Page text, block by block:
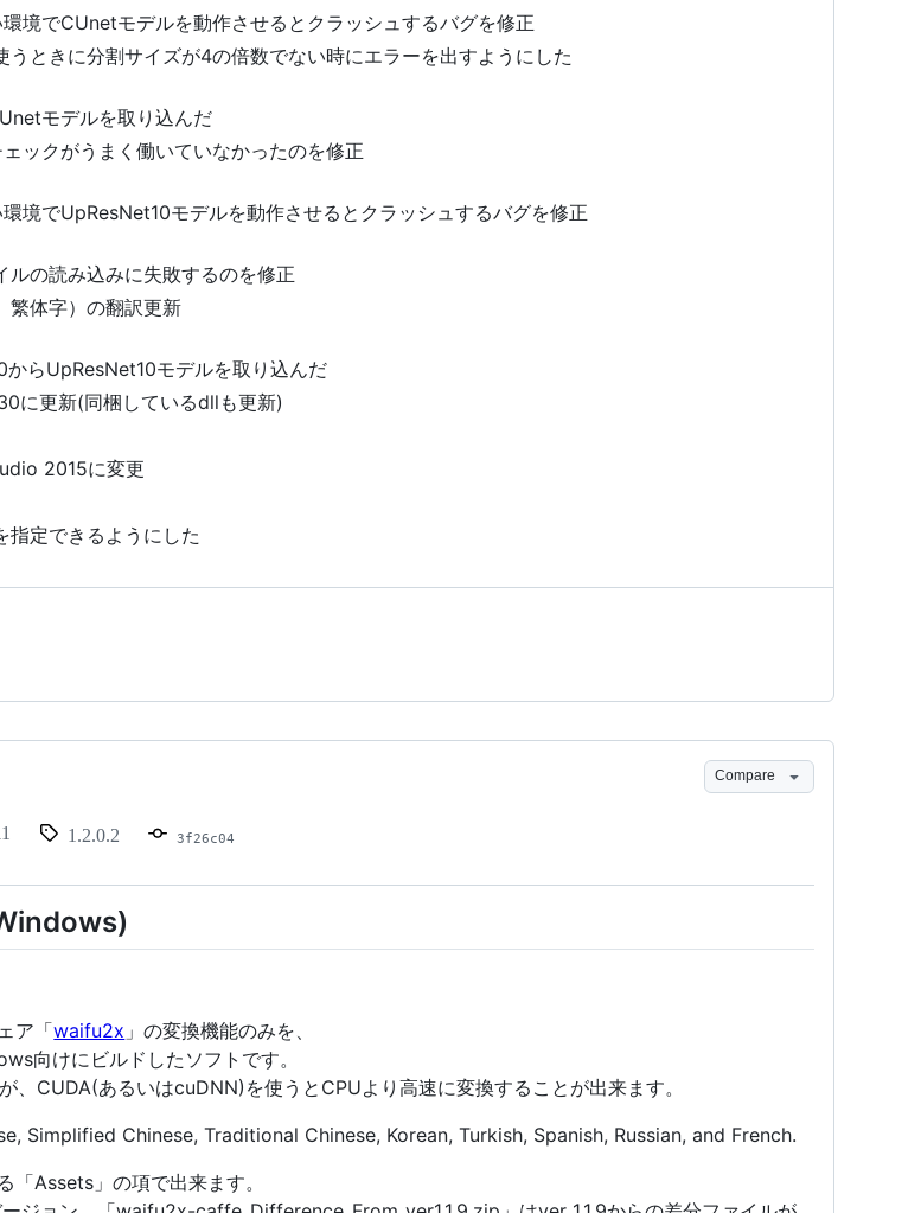
境でCUnetモデルを動作させるとクラッシュするバグを修正
うときに分割サイズが4の倍数でない時にエラーを出すようにした
モデルを取り込んだ
ックがうまく働いていなかったのを修正
境でUpResNet10モデルを動作させるとクラッシュするバグを修正
ルの読み込みに失敗するのを修正
繁体字）の翻訳更新
らUpResNet10モデルを取り込んだ
に更新(同梱しているdllも更新)
2015に変更
指定できるようにした
Compare
1.2.0.2 3f26c04
ア「waifu2x 」の変換機能のみを、
向けにビルドしたソフトです。
、CUDA(あるいはcuDNN)を使うとCPUより高速に変換することが出来ます。
Simplified Chinese, Traditional Chinese, Korean, Turkish, Spanish, Russian, and French.
「Assets」の項で出来ます。